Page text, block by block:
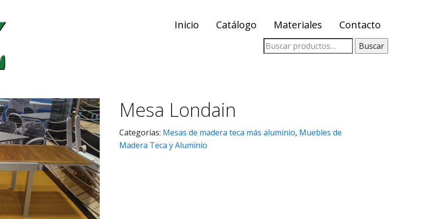
Inicio Catálogo Materiales Contacto
Buscar
Mesa Londain
Categorías: Mesas de madera teca más aluminio, Muebles de
Madera Teca y Aluminio